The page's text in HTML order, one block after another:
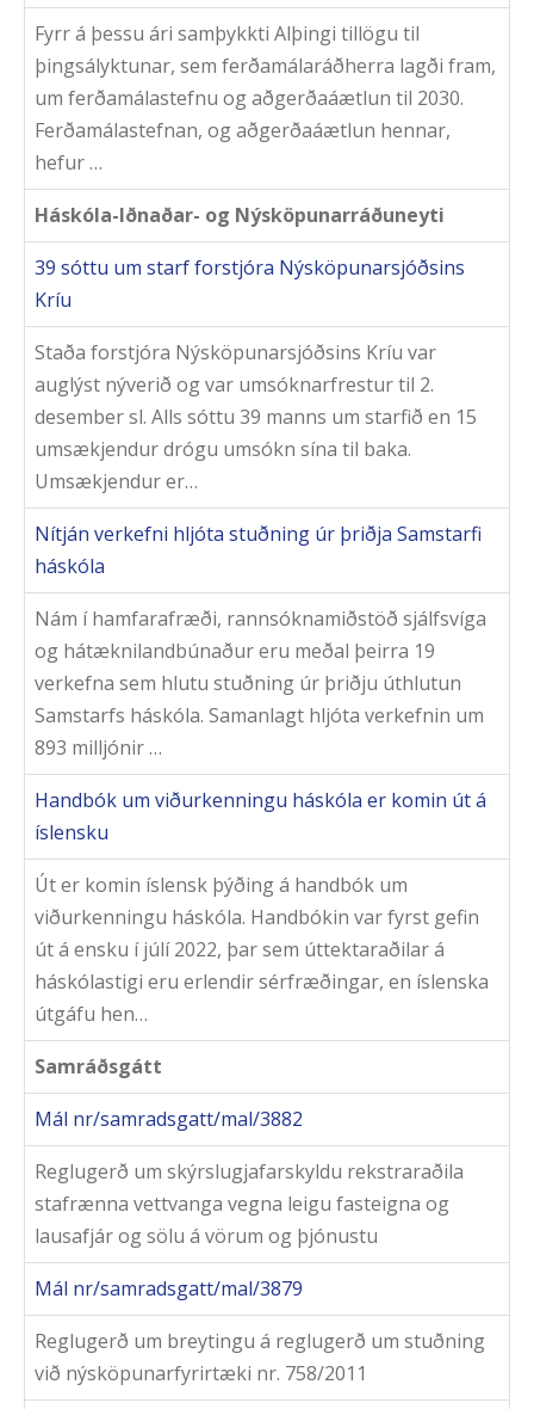
Fyrr á þessu ári samþykkti Alþingi tillögu til
þingsályktunar, sem ferðamálaráðherra lagði fram,
um ferðamálastefnu og aðgerðaáætlun til 2030.
Ferðamálastefnan, og aðgerðaáætlun hennar,
hefur …
Háskóla-Iðnaðar- og Nýsköpunarráðuneyti
39 sóttu um starf forstjóra Nýsköpunarsjóðsins
Kríu
Staða forstjóra Nýsköpunarsjóðsins Kríu var
auglýst nýverið og var umsóknarfrestur til 2.
desember sl. Alls sóttu 39 manns um starfið en 15
umsækjendur drógu umsókn sína til baka.
Umsækjendur er…
Nítján verkefni hljóta stuðning úr þriðja Samstarfi
háskóla
Nám í hamfarafræði, rannsóknamiðstöð sjálfsvíga
og hátæknilandbúnaður eru meðal þeirra 19
verkefna sem hlutu stuðning úr þriðju úthlutun
Samstarfs háskóla. Samanlagt hljóta verkefnin um
893 milljónir …
Handbók um viðurkenningu háskóla er komin út á
íslensku
Út er komin íslensk þýðing á handbók um
viðurkenningu háskóla. Handbókin var fyrst gefin
út á ensku í júlí 2022, þar sem úttektaraðilar á
háskólastigi eru erlendir sérfræðingar, en íslenska
útgáfu hen…
Samráðsgátt
Mál nr/samradsgatt/mal/3882
Reglugerð um skýrslugjafarskyldu rekstraraðila
stafrænna vettvanga vegna leigu fasteigna og
lausafjár og sölu á vörum og þjónustu
Mál nr/samradsgatt/mal/3879
Reglugerð um breytingu á reglugerð um stuðning
við nýsköpunarfyrirtæki nr. 758/2011